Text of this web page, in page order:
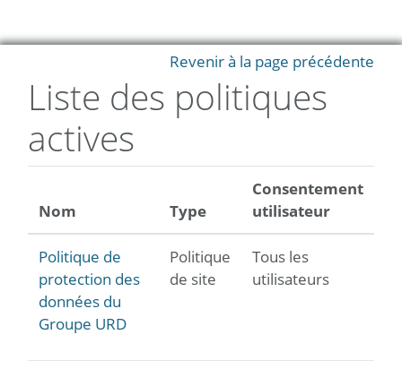
Revenir à la page précédente
Liste des politiques
actives
Nom Type
Consentement
utilisateur
Politique de
protection des
données du
Groupe URD
Politique
de site
Tous les
utilisateurs